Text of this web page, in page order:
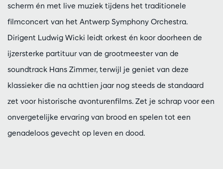
scherm én met live muziek tijdens het traditionele
filmconcert van het Antwerp Symphony Orchestra.
Dirigent Ludwig Wicki leidt orkest én koor doorheen de
ijzersterke partituur van de grootmeester van de
soundtrack Hans Zimmer, terwijl je geniet van deze
klassieker die na achttien jaar nog steeds de standaard
zet voor historische avonturenfilms. Zet je schrap voor een
onvergetelijke ervaring van brood en spelen tot een
genadeloos gevecht op leven en dood.